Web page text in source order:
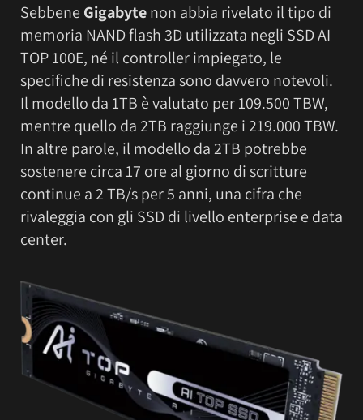
Sebbene Gigabytenon abbia rivelato il tipo di
memoria NAND flash 3D utilizzata negli SSD AI
TOP 100E, né il controller impiegato, le
specifiche di resistenza sono davvero notevoli.
Il modello da 1TB è valutato per 109.500 TBW,
mentre quello da 2TB raggiunge i 219.000 TBW.
In altre parole, il modello da 2TB potrebbe
sostenere circa 17 ore al giorno di scritture
continue a 2 TB/s per 5 anni, una cifra che
rivaleggia con gli SSD di livello enterprise e data
center.